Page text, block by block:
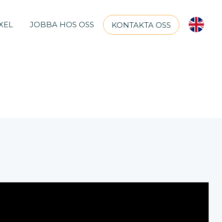
JOBBA HOS OSS KONTAKTA OSS